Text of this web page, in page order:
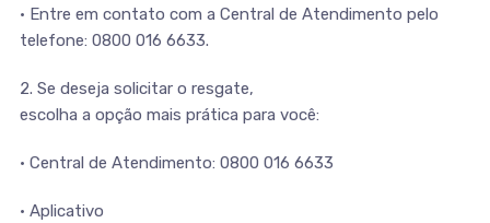
• Entre em contato com a Central de Atendimento pelo
telefone: 0800 016 6633.
2. Se deseja solicitar o resgate,
escolha a opção mais prática para você:
• Central de Atendimento: 0800 016 6633
• Aplicativo